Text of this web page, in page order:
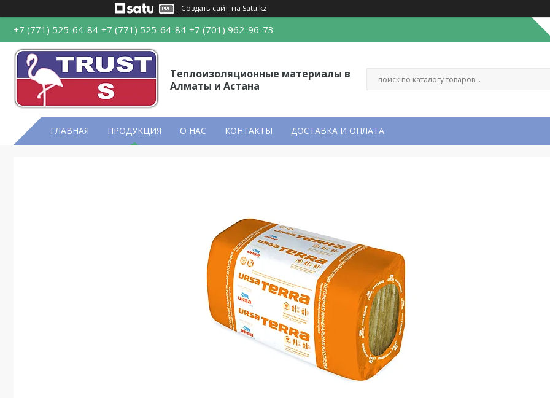
Создать сайт на Satu.kz
+7 (771) 525-64-84 +7 (771) 525-64-84 +7 (701) 962-96-73
Теплоизоляционные материалы в
Алматы и Астана
ГЛАВНАЯ ПРОДУКЦИЯ О НАС КОНТАКТЫ ДОСТАВКА И ОПЛАТА